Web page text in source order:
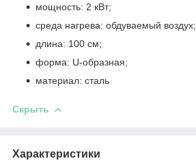
мощность: 2 кВт;
среда нагрева: обдуваемый воздух;
длина: 100 см;
форма: U-образная;
материал: сталь
Скрыть
Характеристики